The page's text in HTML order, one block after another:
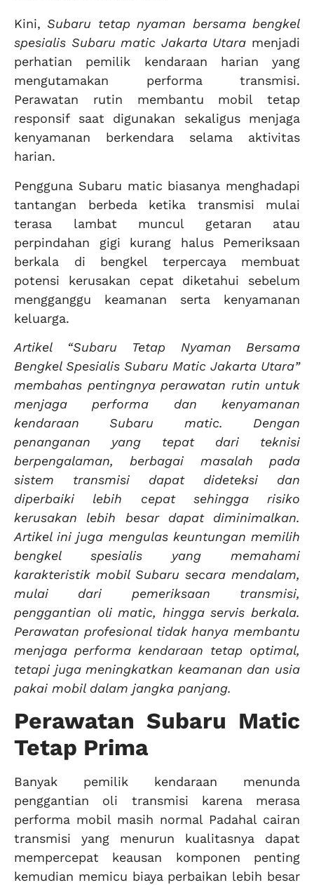
Kini, Subaru tetap nyaman bersama bengkel
spesialis Subaru matic Jakarta Utara menjadi
perhatian pemilik kendaraan harian yang
mengutamakan performa transmisi.
Perawatan rutin membantu mobil tetap
responsif saat digunakan sekaligus menjaga
kenyamanan berkendara selama aktivitas
harian.
Pengguna Subaru matic biasanya menghadapi
tantangan berbeda ketika transmisi mulai
terasa lambat muncul getaran atau
perpindahan gigi kurang halus Pemeriksaan
berkala di bengkel terpercaya membuat
potensi kerusakan cepat diketahui sebelum
mengganggu keamanan serta kenyamanan
keluarga.
Artikel “Subaru Tetap Nyaman Bersama
Bengkel Spesialis Subaru Matic Jakarta Utara”
membahas pentingnya perawatan rutin untuk
menjaga performa dan kenyamanan
kendaraan Subaru matic. Dengan
penanganan yang tepat dari teknisi
berpengalaman, berbagai masalah pada
sistem transmisi dapat dideteksi dan
diperbaiki lebih cepat sehingga risiko
kerusakan lebih besar dapat diminimalkan.
Artikel ini juga mengulas keuntungan memilih
bengkel spesialis yang memahami
karakteristik mobil Subaru secara mendalam,
mulai dari pemeriksaan transmisi,
penggantian oli matic, hingga servis berkala.
Perawatan profesional tidak hanya membantu
menjaga performa kendaraan tetap optimal,
tetapi juga meningkatkan keamanan dan usia
pakai mobil dalam jangka panjang.
Perawatan Subaru Matic
Tetap Prima
Banyak pemilik kendaraan menunda
penggantian oli transmisi karena merasa
performa mobil masih normal Padahal cairan
transmisi yang menurun kualitasnya dapat
mempercepat keausan komponen penting
kemudian memicu biaya perbaikan lebih besar